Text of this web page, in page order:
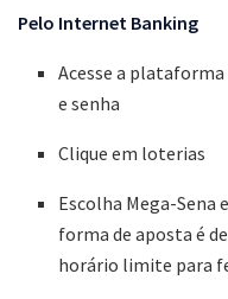
Pelo Internet Banking
Acesse a
e senha
Clique em loterias
Escolha Mega-
forma de aposta é
horário limite para